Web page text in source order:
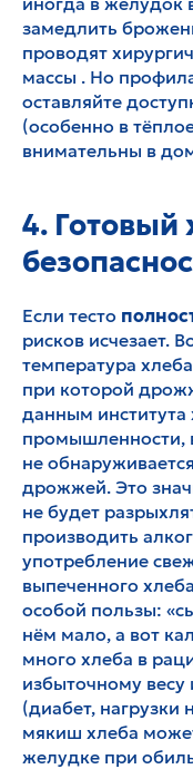
замедлить
проводят
массы . Но
оставляйте
(особенно в
внимательны в
4. Готовый
Если тесто
рисков исчезает.
температура
при которой
данным института
промышленности,
не
дрожжей. Это
не будет
производить
употребление
выпеченного
особой пользы:
нём мало, а вот
много хлеба в
избыточному
(диабет, нагрузки
мякиш хлеба
желудке при